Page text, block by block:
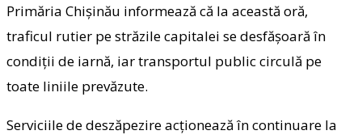
Primăria Chişinău informează că la această oră,
traficul rutier pe străzile capitalei se desfășoară în
condiții de iarnă, iar transportul public circulă pe
toate liniile prevăzute.
Serviciile de deszăpezire acționează în continuare la